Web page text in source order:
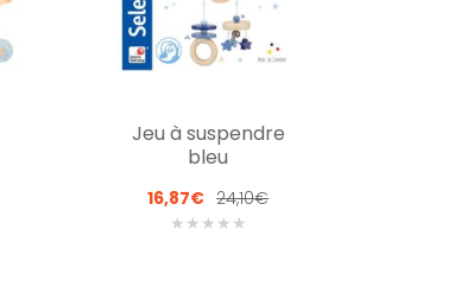
Jeu à suspendre
bleu
16,87€ 24,10€
★ ★ ★ ★ ★